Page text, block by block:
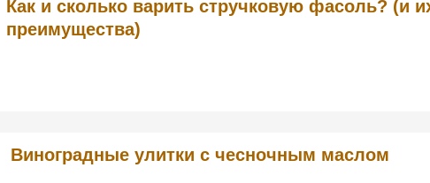
Как и сколько варить стручковую фасоль? (и
преимущества)
Виноградные улитки с чесночным маслом